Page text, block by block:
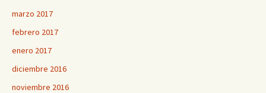
marzo 2017
febrero 2017
enero 2017
diciembre 2016
noviembre 2016